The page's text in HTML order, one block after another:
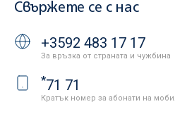
Свържете се с нас
+3592 483 17 17
За връзка от страната и чужбина
*71 71
Кратък номер за абонати на